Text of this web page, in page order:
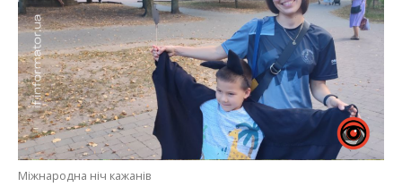
Міжнародна ніч кажанів